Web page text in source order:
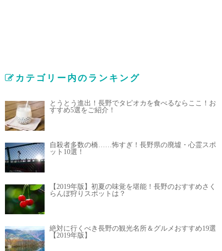
カテゴリー内のランキング
とうとう進出！長野でタピオカを食べるならここ！お
すすめ5選をご紹介！
自殺者多数の橋……怖すぎ！長野県の廃墟・心霊スポ
ット10選！
【2019年版】初夏の味覚を堪能！長野のおすすめさく
らんぼ狩りスポットは？
絶対に行くべき長野の観光名所＆グルメおすすめ19選
【2019年版】